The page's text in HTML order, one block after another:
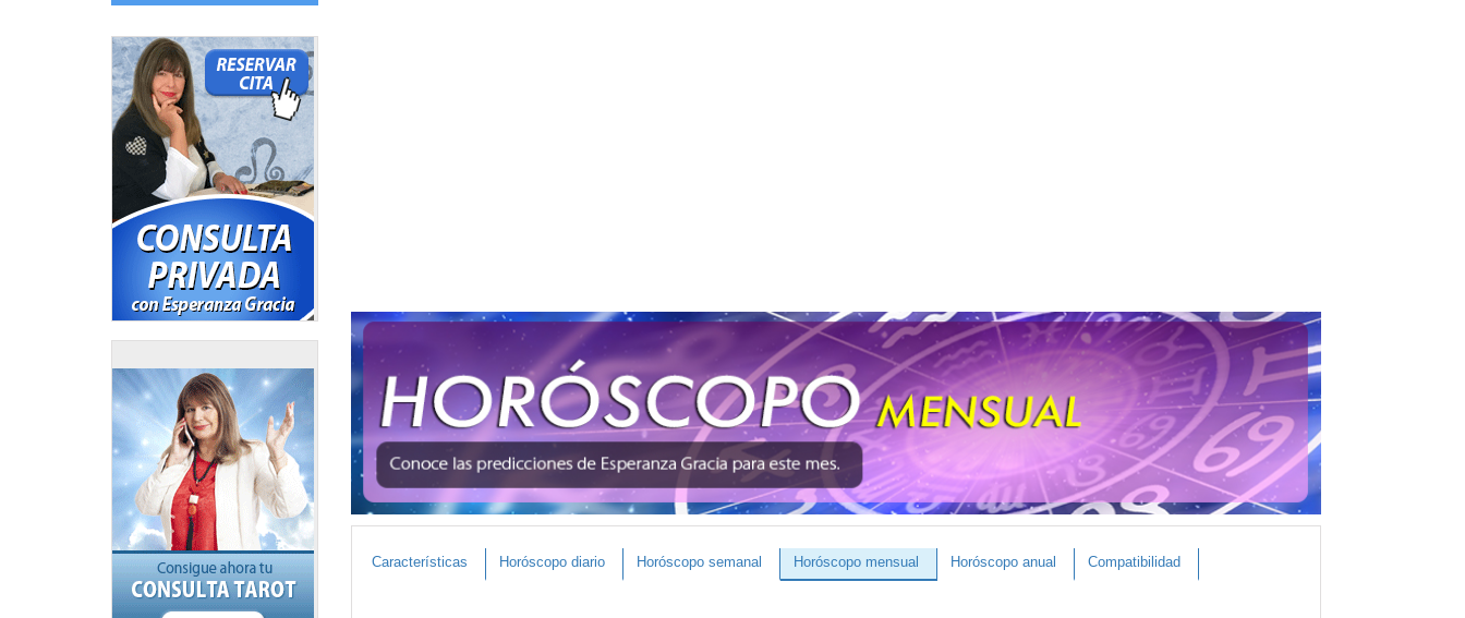
Características Horóscopo diario Horóscopo semanal Horóscopo mensual Horóscopo anual Compatibilidad